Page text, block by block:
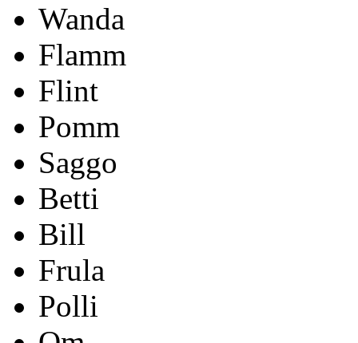
Wanda
Flamm
Flint
Pomm
Saggo
Betti
Bill
Frula
Polli